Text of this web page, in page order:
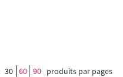
30 60 90 produits par pages